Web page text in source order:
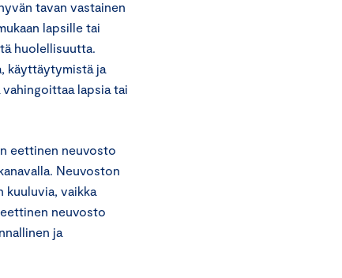
tavan vastainen
lapsille tai
huolellisuutta.
käyttäytymistä ja
lapsia tai
eettinen neuvosto
Neuvoston
kuuluvia, vaikka
neuvosto
ja